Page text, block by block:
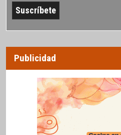
Publicidad